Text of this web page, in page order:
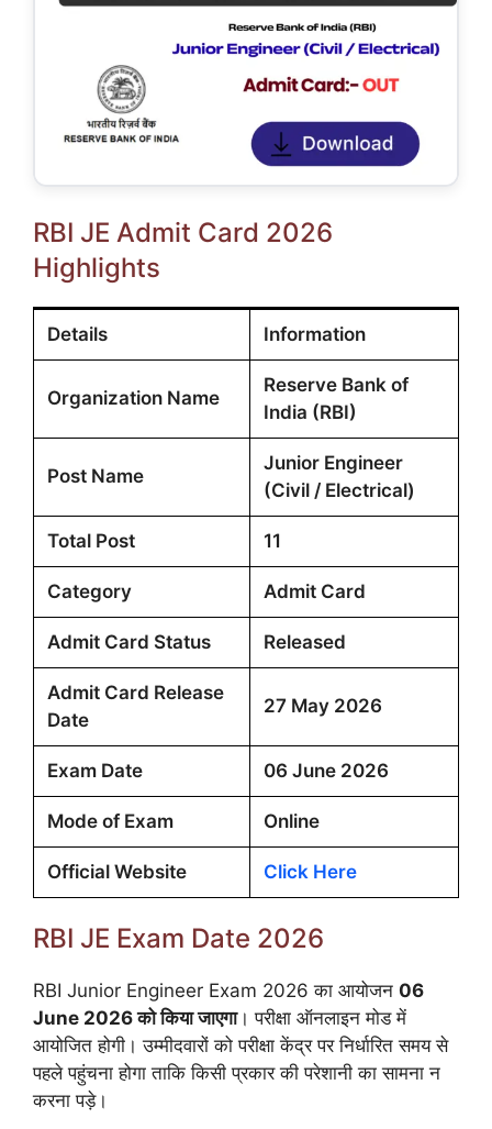
RBI JE Admit Card 2026
Highlights
Details Information
Organization Name
Reserve Bank of
India (RBI)
Post Name
Junior Engineer
(Civil / Electrical)
Total Post 11
Category Admit Card
Admit Card Status Released
Admit Card Release
Date
27 May 2026
Exam Date 06 June 2026
Mode of Exam Online
Official Website Click Here
RBI JE Exam Date 2026
RBI Junior Engineer Exam 2026 का आयोजन 06
June 2026 को किया जाएगा। परीक्षा ऑनलाइन मोड में
आयोजित होगी। उम्मीदवारों को परीक्षा केंद्र पर निर्धारित समय से
पहले पहुंचना होगा ताकि किसी प्रकार की परेशानी का सामना न
करना पड़े।